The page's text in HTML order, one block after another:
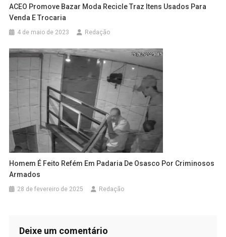
ACEO Promove Bazar Moda Recicle Traz Itens Usados Para
Venda E Trocaria
4 de maio de 2023 Redação
Homem É Feito Refém Em Padaria De Osasco Por Criminosos
Armados
28 de fevereiro de 2025 Redação
Deixe um comentário